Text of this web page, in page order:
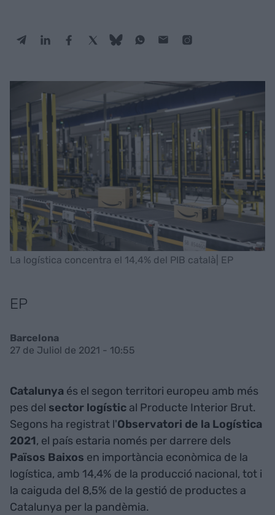
La logística concentra el 14,4% del PIB català| EP
EP
Barcelona
27 de Juliol de 2021 - 10:55
Catalunya és el segon territori europeu amb més
pes del sector logístic al Producte Interior Brut.
Segons ha registrat l'Observatori de la Logística
2021, el país estaria només per darrere dels
Països Baixos en importància econòmica de la
logística, amb 14,4% de la producció nacional, tot i
la caiguda del 8,5% de la gestió de productes a
Catalunya per la pandèmia.